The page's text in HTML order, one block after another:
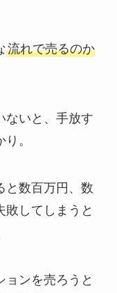
流れで売るのか
ないと、手放す
。
と数百万円、数
敗してしまうと
ョンを売ろうと